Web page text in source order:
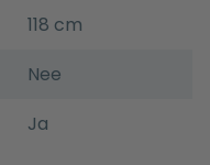
118 cm
Nee
Ja